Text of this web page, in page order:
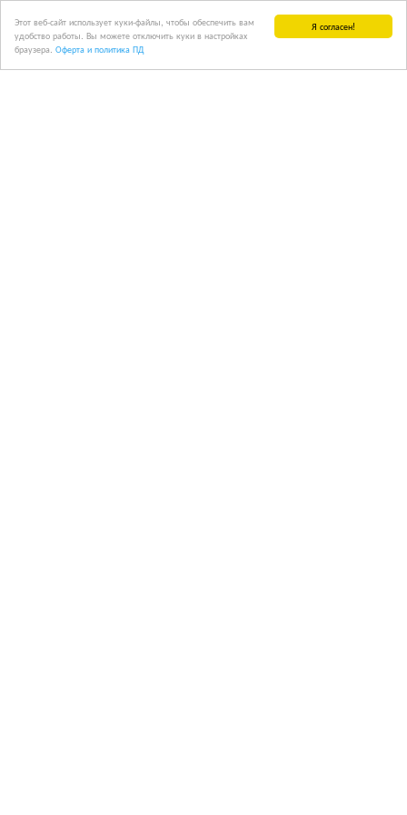
Я согласен!
Этот веб-сайт использует куки-файлы, чтобы обеспечить вам
удобство работы. Вы можете отключить куки в настройках
браузера. Оферта и политика ПД